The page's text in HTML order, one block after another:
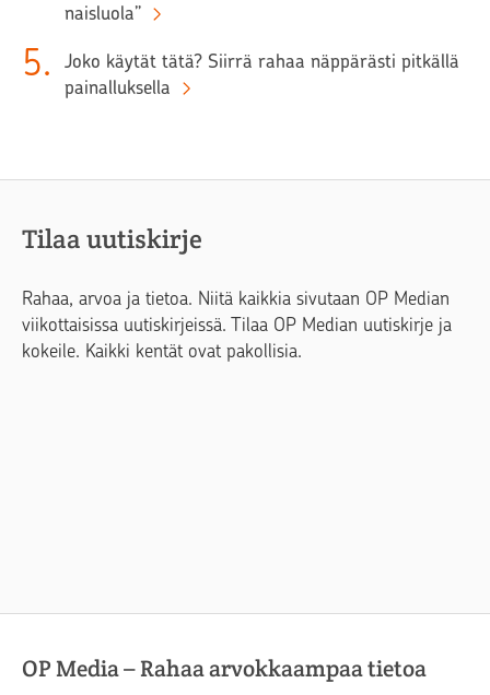
naisluola”
5.
Joko käytät tätä? Siirrä rahaa näppärästi pitkällä
painalluksella
Tilaa uutiskirje
Rahaa, arvoa ja tietoa. Niitä kaikkia sivutaan OP Median
viikottaisissa uutiskirjeissä. Tilaa OP Median uutiskirje ja
kokeile. Kaikki kentät ovat pakollisia.
OP Media – Rahaa arvokkaampaa tietoa